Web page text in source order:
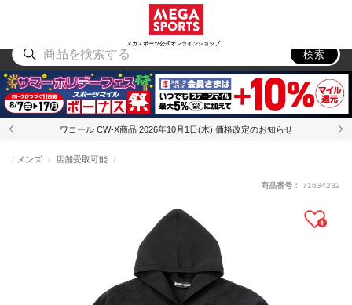
メガスポーツ公式オンラインショップ
アウトドア
検索
ワコール CW-X商品 2026年10月1日(木) 価格改定のお知らせ
メンズ 店舗受取可能
商品番号： 71634232